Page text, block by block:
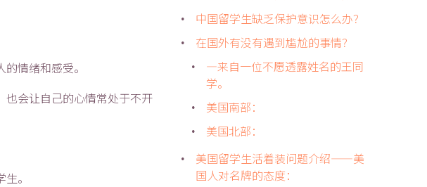
情绪和感受。
也会让自己的心情常处于不开
。
中国留学生缺乏保护意识怎么办？
在国外有没有遇到尴尬的事情？
—来自一位不愿透露姓名的王同
学。
美国南部：
美国北部：
美国留学生活着装问题介绍——美
国人对名牌的态度：